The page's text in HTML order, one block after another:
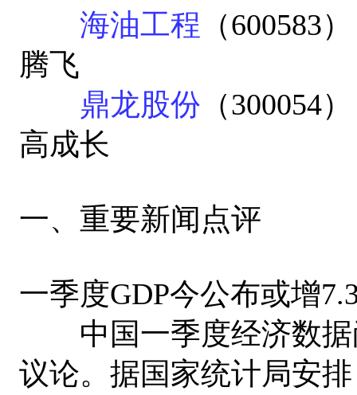
海油工程 （600583
腾飞
鼎龙股份 （300054
高成长
一、重要新闻点评
一季度GDP今公布或增
中国一季度经济数据
议论。据国家统计局安